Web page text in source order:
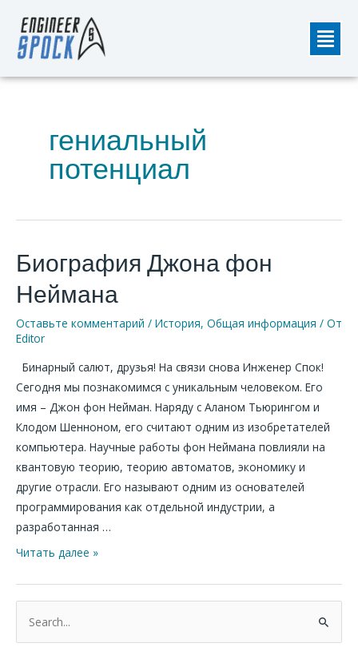
содержимому
гениальный
потенциал
Биография Джона фон
Неймана
Оставьте комментарий / История, Общая информация / От
Editor
Бинарный салют, друзья! На связи снова Инженер Спок!
Сегодня мы познакомимся с уникальным человеком. Его
имя – Джон фон Нейман. Наряду с Аланом Тьюрингом и
Клодом Шенноном, его считают одним из изобретателей
компьютера. Научные работы фон Неймана повлияли на
квантовую теорию, теорию автоматов, экономику и
другие отрасли. Его называют одним из основателей
программирования как отдельной индустрии, а
разработанная …
Биография
Джона
фон
Неймана
Читать далее »
о